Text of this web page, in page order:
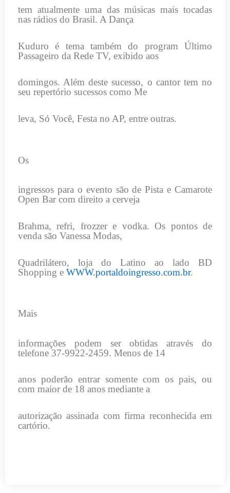
tem atualmente uma das músicas mais tocadas
nas rádios do Brasil. A Dança
Kuduro é tema também do program Último
Passageiro da Rede TV, exibido aos
domingos. Além deste sucesso, o cantor tem no
seu repertório sucessos como Me
leva, Só Você, Festa no AP, entre outras.
Os
ingressos para o evento são de Pista e Camarote
Open Bar com direito a cerveja
Brahma, refri, frozzer e vodka. Os pontos de
venda são Vanessa Modas,
Quadrilátero, loja do Latino ao lado BD
Shopping e WWW.portaldoingresso.com.br.
Mais
informações podem ser obtidas através do
telefone 37-9922-2459. Menos de 14
anos poderão entrar somente com os pais, ou
com maior de 18 anos mediante a
autorização assinada com firma reconhecida em
cartório.